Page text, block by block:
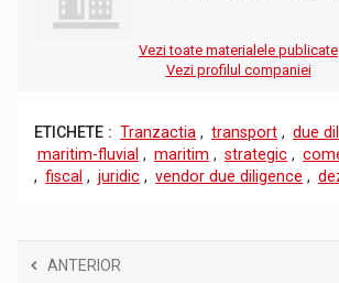
Vezi toate materialele publicate
Vezi profilul companiei
ETICHETE : Tranzactia , transport , due
maritim-fluvial , maritim , strategic ,
, fiscal , juridic , vendor due diligence ,
ANTERIOR